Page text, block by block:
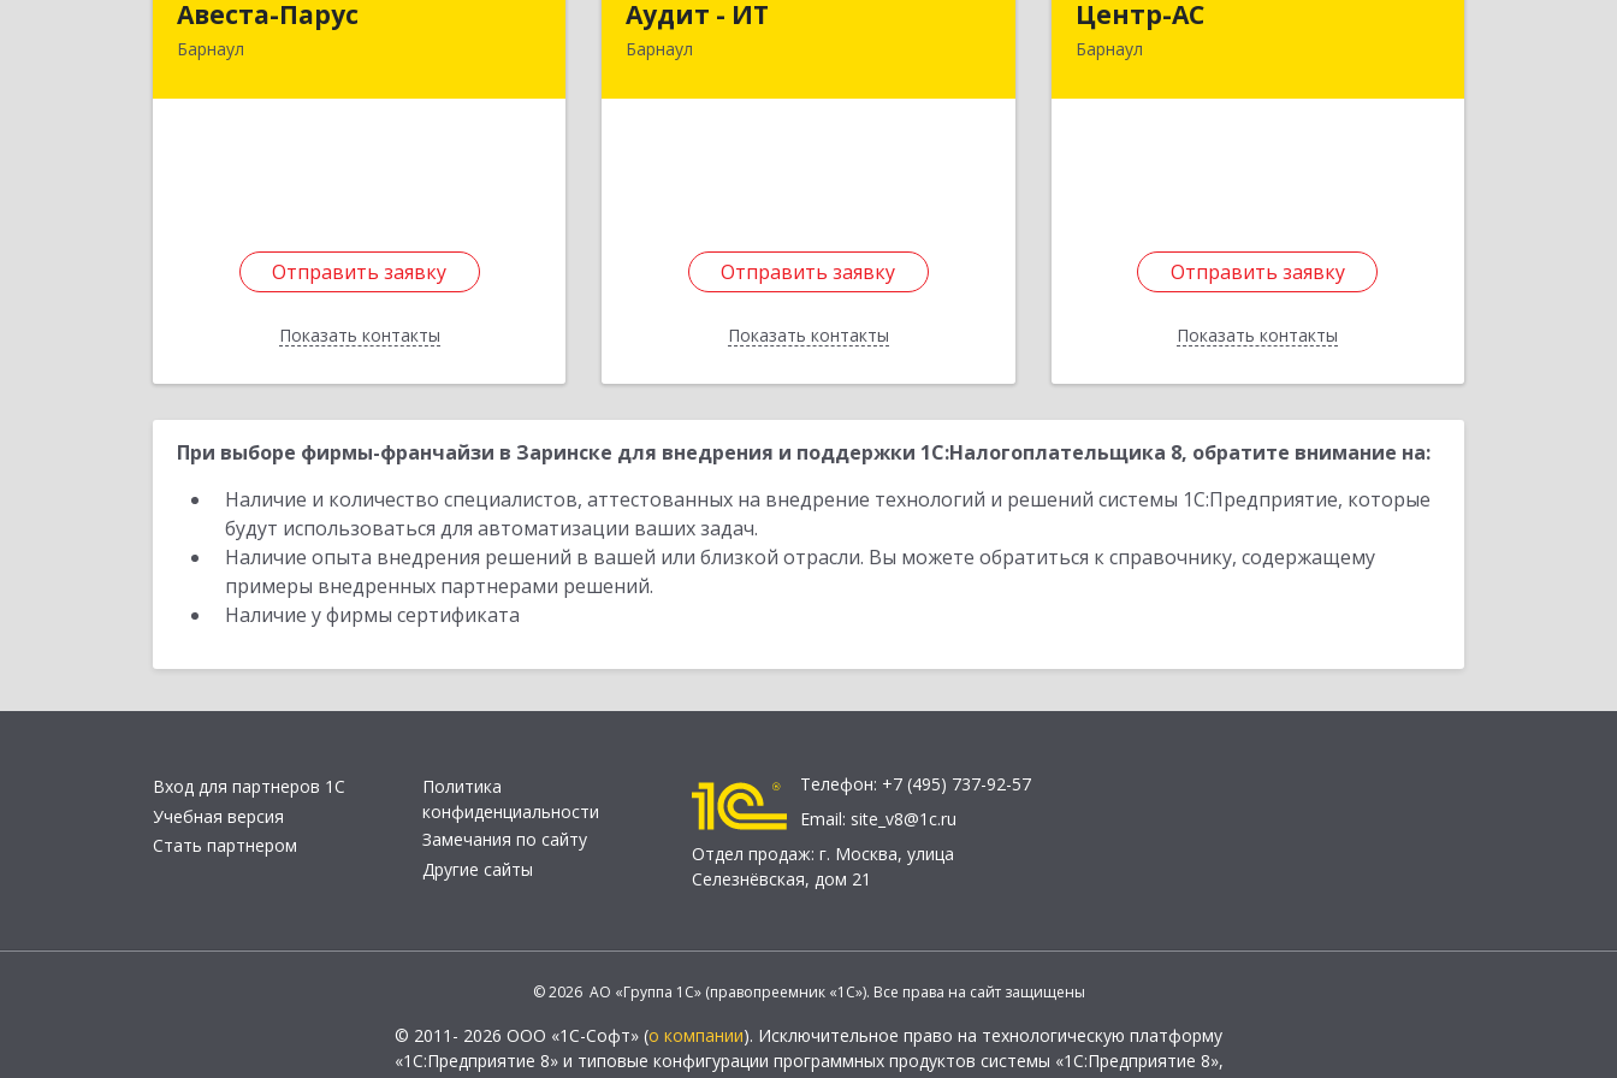
Авеста-Парус
Барнаул
Отправить заявку
Показать контакты
656011, Алтайский край, Барнаул г,
Отправить заявку
Назад
Аудит - ИТ
Барнаул
Отправить заявку
Показать контакты
656049, Алтайский край, Барнаул г,
Отправить заявку
Назад
Центр-АС
Барнаул
Отправить заявку
Показать контакты
656099, Алтайский край, Барнаул г,
Отправить заявку
Назад
При выборе фирмы-франчайзи в Заринске для внедрения и поддержки 1С:Налогоплательщика 8, обратите внимание на:
Наличие и количество специалистов, аттестованных на внедрение технологий и решений системы 1С:Предприятие, которые
будут использоваться для автоматизации ваших задач.
Наличие опыта внедрения решений в вашей или близкой отрасли. Вы можете обратиться к справочнику, содержащему
примеры внедренных партнерами решений.
Наличие у фирмы сертификата
Вход для партнеров 1С
Учебная версия
Стать партнером
Политика
конфиденциальности
Замечания по сайту
Другие сайты
Телефон: +7 (495) 737-92-57
Email: site_v8@1c.ru
Отдел продаж: г. Москва, улица
Селезнёвская, дом 21
© 2026 АО «Группа 1С» (правопреемник «1С»). Все права на сайт защищены
© 2011- 2026 ООО «1С-Софт» (о компании). Исключительное право на технологическую платформу
«1С:Предприятие 8» и типовые конфигурации программных продуктов системы «1С:Предприятие 8»,